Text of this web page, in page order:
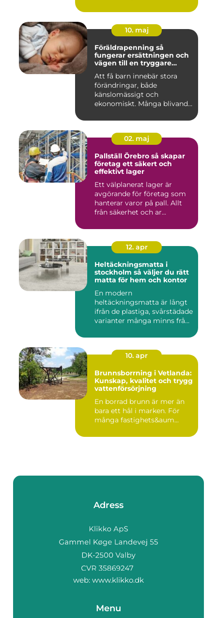
10. maj
Föräldrapenning så
fungerar ersättningen och
vägen till en tryggare
Att få barn innebär stora
förändringar, både
känslomässigt och
ekonomiskt. Många blivande
02. maj
Pallställ Örebro så skapar
företag ett säkert och
effektivt lager
Ett välplanerat lager är
avgörande för företag som
hanterar varor på pall. Allt
från säkerhet och ar...
12. apr
Heltäckningsmatta i
stockholm så väljer du rätt
matta för hem och kontor
En modern
heltäckningsmatta är långt
ifrån de plastiga, svårstädade
varianter många minns från
10. apr
Brunnsborrning i Vetlanda:
Kunskap, kvalitet och trygg
vattenförsörjning
En borrad brunn är mer än
bara ett hål i marken. För
många fastighets&aum...
Adress
web: www.klikko.dk
Menu